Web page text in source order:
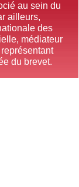
au sein du
ailleurs,
des
médiateur
du brevet.